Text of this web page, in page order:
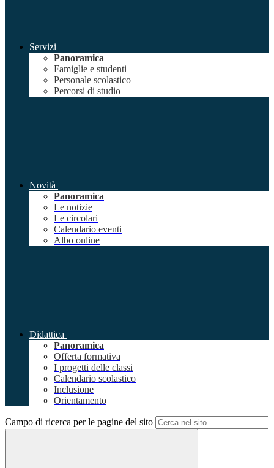
Servizi
Panoramica
Famiglie e studenti
Personale scolastico
Percorsi di studio
Novità
Panoramica
Le notizie
Le circolari
Calendario eventi
Albo online
Didattica
Panoramica
Offerta formativa
I progetti delle classi
Calendario scolastico
Inclusione
Orientamento
Campo di ricerca per le pagine del sito